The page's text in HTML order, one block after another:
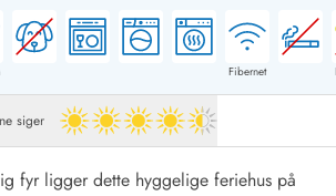
Fibernet
siger 4.5 ud af 5
fyr ligger dette hyggelige feriehus på